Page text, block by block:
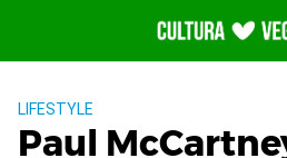
contenido
LIFESTYLE
Paul